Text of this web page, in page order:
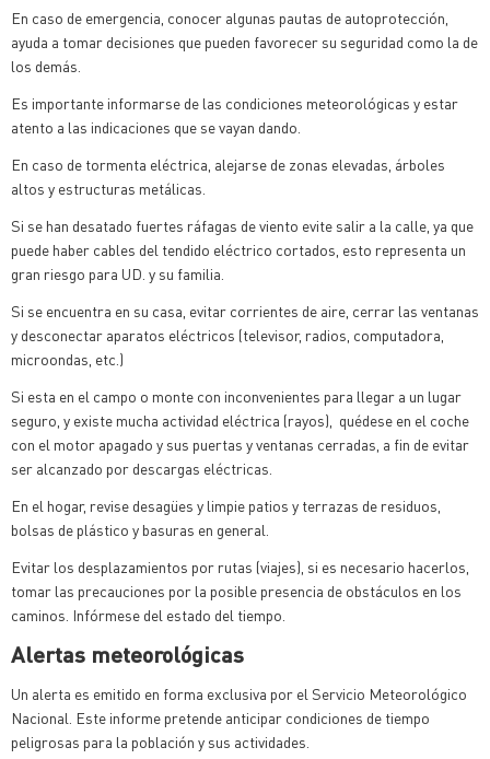
En caso de emergencia, conocer algunas pautas de autoprotección,
ayuda a tomar decisiones que pueden favorecer su seguridad como la de
los demás.
Es importante informarse de las condiciones meteorológicas y estar
atento a las indicaciones que se vayan dando.
En caso de tormenta eléctrica, alejarse de zonas elevadas, árboles
altos y estructuras metálicas.
Si se han desatado fuertes ráfagas de viento evite salir a la calle, ya que
puede haber cables del tendido eléctrico cortados, esto representa un
gran riesgo para UD. y su familia.
Si se encuentra en su casa, evitar corrientes de aire, cerrar las ventanas
y desconectar aparatos eléctricos (televisor, radios, computadora,
microondas, etc.)
Si esta en el campo o monte con inconvenientes para llegar a un lugar
seguro, y existe mucha actividad eléctrica (rayos), quédese en el coche
con el motor apagado y sus puertas y ventanas cerradas, a fin de evitar
ser alcanzado por descargas eléctricas.
En el hogar, revise desagües y limpie patios y terrazas de residuos,
bolsas de plástico y basuras en general.
Evitar los desplazamientos por rutas (viajes), si es necesario hacerlos,
tomar las precauciones por la posible presencia de obstáculos en los
caminos. Infórmese del estado del tiempo.
Alertas meteorológicas
Un alerta es emitido en forma exclusiva por el Servicio Meteorológico
Nacional. Este informe pretende anticipar condiciones de tiempo
peligrosas para la población y sus actividades.